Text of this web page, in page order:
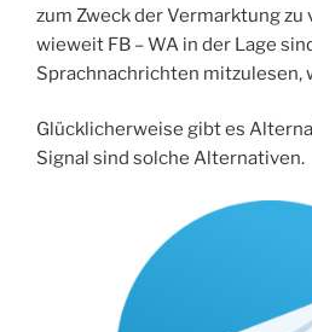
zum Zweck der Vermarktung zu
wieweit FB – WA in der Lage
Sprachnachrichten mitzulesen,
Glücklicherweise gibt es
Signal sind solche Alternativen.